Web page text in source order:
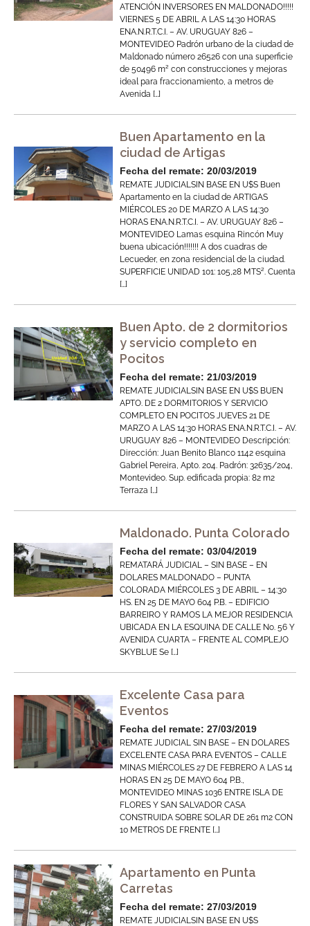
ATENCIÓN INVERSORES EN MALDONADO!!!!!
VIERNES 5 DE ABRIL A LAS 14:30 HORAS
ENA.N.R.T.C.I. – AV. URUGUAY 826 –
MONTEVIDEO Padrón urbano de la ciudad de
Maldonado número 26526 con una superficie
de 50496 m² con construcciones y mejoras
ideal para fraccionamiento, a metros de
Avenida […]
Buen Apartamento en la
ciudad de Artigas
Fecha del remate: 20/03/2019
REMATE JUDICIALSIN BASE EN U$S Buen
Apartamento en la ciudad de ARTIGAS
MIÉRCOLES 20 DE MARZO A LAS 14:30
HORAS ENA.N.R.T.C.I. – AV. URUGUAY 826 –
MONTEVIDEO Lamas esquina Rincón Muy
buena ubicación!!!!!!! A dos cuadras de
Lecueder, en zona residencial de la ciudad.
SUPERFICIE UNIDAD 101: 105,28 MTS². Cuenta
[…]
Buen Apto. de 2 dormitorios
y servicio completo en
Pocitos
Fecha del remate: 21/03/2019
REMATE JUDICIALSIN BASE EN U$S BUEN
APTO. DE 2 DORMITORIOS Y SERVICIO
COMPLETO EN POCITOS JUEVES 21 DE
MARZO A LAS 14:30 HORAS ENA.N.R.T.C.I. – AV.
URUGUAY 826 – MONTEVIDEO Descripción:
Dirección: Juan Benito Blanco 1142 esquina
Gabriel Pereira, Apto. 204. Padrón: 32635/204,
Montevideo. Sup. edificada propia: 82 m2
Terraza […]
Maldonado. Punta Colorado
Fecha del remate: 03/04/2019
REMATARÁ JUDICIAL – SIN BASE – EN
DOLARES MALDONADO – PUNTA
COLORADA MIÉRCOLES 3 DE ABRIL – 14:30
HS. EN 25 DE MAYO 604 P.B. – EDIFICIO
BARREIRO Y RAMOS LA MEJOR RESIDENCIA
UBICADA EN LA ESQUINA DE CALLE No. 56 Y
AVENIDA CUARTA – FRENTE AL COMPLEJO
SKYBLUE Se […]
Excelente Casa para
Eventos
Fecha del remate: 27/03/2019
REMATE JUDICIAL SIN BASE – EN DOLARES
EXCELENTE CASA PARA EVENTOS – CALLE
MINAS MIÉRCOLES 27 DE FEBRERO A LAS 14
HORAS EN 25 DE MAYO 604 P.B.,
MONTEVIDEO MINAS 1036 ENTRE ISLA DE
FLORES Y SAN SALVADOR CASA
CONSTRUIDA SOBRE SOLAR DE 261 m2 CON
10 METROS DE FRENTE […]
Apartamento en Punta
Carretas
Fecha del remate: 27/03/2019
REMATE JUDICIALSIN BASE EN U$S